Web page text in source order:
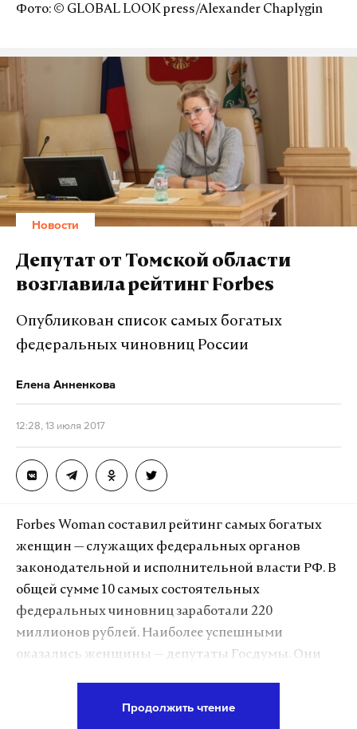
Фото: © GLOBAL LOOK press/Alexander Chaplygin
Новости
Депутат от Томской области
возглавила рейтинг Forbes
Опубликован список самых богатых
федеральных чиновниц России
Елена Анненкова
12:28, 13 июля 2017
Forbes Woman составил рейтинг самых богатых
женщин — служащих федеральных органов
законодательной и исполнительной власти РФ. В
общей сумме 10 самых состоятельных
федеральных чиновниц заработали 220
миллионов рублей. Наиболее успешными
оказались женщины — депутаты Госдумы. Они
Продолжить чтение